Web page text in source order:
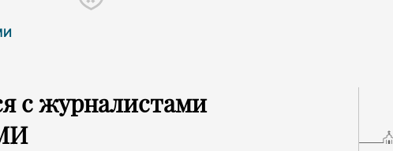
с журналистами